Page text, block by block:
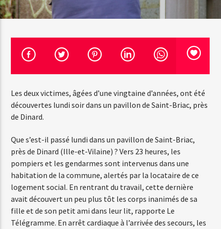
Titre
Artiste
07:00 22:00
Web-Radio-Le-Mosquitos
Web-Radio-Sicily
Les deux victimes, âgées d’une vingtaine d’années, ont été
découvertes lundi soir dans un pavillon de Saint-Briac, près
de Dinard.
Que s’est-il passé lundi dans un pavillon de Saint-Briac,
près de Dinard (Ille-et-Vilaine) ? Vers 23 heures, les
pompiers et les gendarmes sont intervenus dans une
habitation de la commune, alertés par la locataire de ce
logement social. En rentrant du travail, cette dernière
avait découvert un peu plus tôt les corps inanimés de sa
fille et de son petit ami dans leur lit, rapporte Le
Télégramme. En arrêt cardiaque à l’arrivée des secours, les